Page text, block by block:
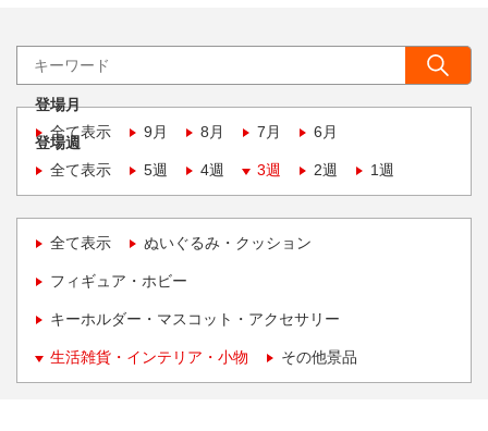
登場月
全て表示
9月 8月 7月 6月
登場週
全て表示
5週 4週 3週 2週 1週
全て表示 ぬいぐるみ・クッション
フィギュア・ホビー
キーホルダー・マスコット・アクセサリー
生活雑貨・インテリア・小物 その他景品